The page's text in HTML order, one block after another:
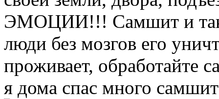
ЭМОЦИИ!!! Самшит и так
люди без мозгов его
проживает,
я дома спас много